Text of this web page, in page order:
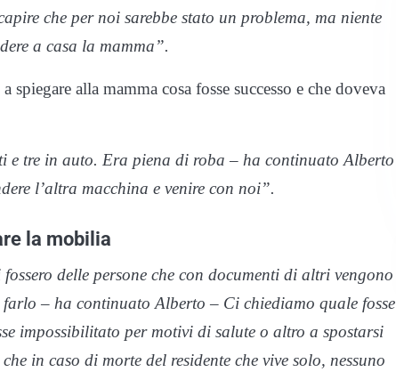
che per noi sarebbe stato un problema, ma niente
a casa la mamma”.
alla mamma cosa fosse successo e che doveva
e tre in auto. Era piena di roba – ha continuato Alberto
l’altra macchina e venire con noi”.
la mobilia
delle persone che con documenti di altri vengono
– ha continuato Alberto – Ci chiediamo quale fosse
impossibilitato per motivi di salute o altro a spostarsi
in caso di morte del residente che vive solo, nessuno